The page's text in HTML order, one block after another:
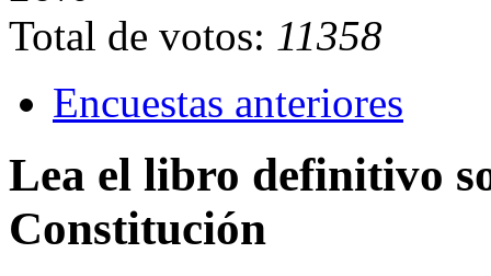
Total de votos: 11358
Encuestas anteriores
Lea el libro definitivo
Constitución